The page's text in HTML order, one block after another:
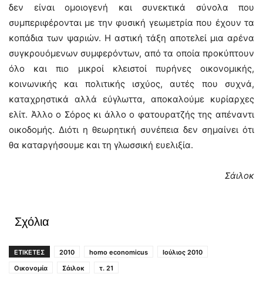
δεν είναι ομοιογενή και συνεκτικά σύνολα που
συμπεριφέρονται με την φυσική γεωμετρία που έχουν τα
κοπάδια των ψαριών. Η αστική τάξη αποτελεί μια αρένα
συγκρουόμενων συμφερόντων, από τα οποία προκύπτουν
όλο και πιο μικροί κλειστοί πυρήνες οικονομικής,
κοινωνικής και πολιτικής ισχύος, αυτές που συχνά,
καταχρηστικά αλλά εύγλωττα, αποκαλούμε κυρίαρχες
ελίτ. Άλλο ο Σόρος κι άλλο ο φατουρατζής της απέναντι
οικοδομής. Διότι η θεωρητική συνέπεια δεν σημαίνει ότι
θα καταργήσουμε και τη γλωσσική ευελιξία.
Σάιλοκ
Σχόλια
ΕΤΙΚΕΤΕΣ 2010 homo economicus
Ιούλιος 2010
Οικονομία
Σάιλοκ τ. 21